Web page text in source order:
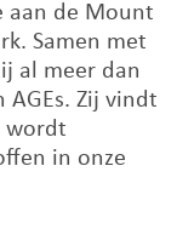
aan de Mount
Samen met
al meer dan
AGEs. Zij vindt
wordt
in onze